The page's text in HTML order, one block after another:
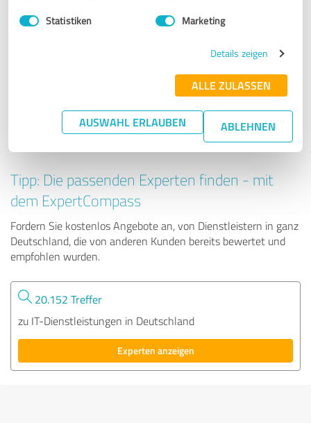
Statistiken Marketing
Details zeigen
ALLE ZULASSEN
AUSWAHL ERLAUBEN ABLEHNEN
4.92 von 5
Tipp: Die passenden Experten finden - mit
dem ExpertCompass
Fordern Sie kostenlos Angebote an, von Dienstleistern in ganz
Deutschland, die von anderen Kunden bereits bewertet und
empfohlen wurden.
20.152 Treffer
zu IT-Dienstleistungen in Deutschland
Experten anzeigen